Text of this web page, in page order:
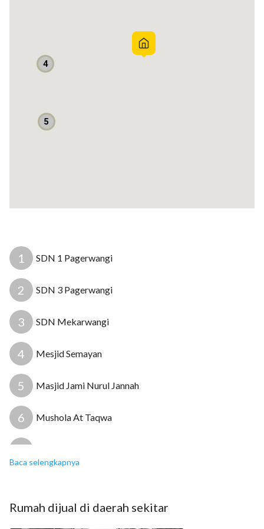
Sumber Air WTP Water Treatment Plumber
Carport 2
Legalitas SHM
Segera hubungi Bambang R O8I2IO583O3
4
5
1 SDN 1 Pagerwangi
2 SDN 3 Pagerwangi
3 SDN Mekarwangi
4 Mesjid Semayan
5 Masjid Jami Nurul Jannah
6 Mushola At Taqwa
7
9 Poliklinik Sesko AU
Baca selengkapnya
Rumah dijual di daerah sekitar